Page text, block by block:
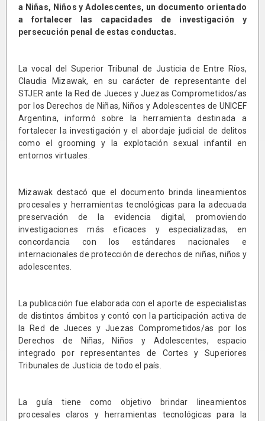
a Niñas, Niños y Adolescentes, un documento orientado
a fortalecer las capacidades de investigación y
persecución penal de estas conductas.
La vocal del Superior Tribunal de Justicia de Entre Ríos,
Claudia Mizawak, en su carácter de representante del
STJER ante la Red de Jueces y Juezas Comprometidos/as
por los Derechos de Niñas, Niños y Adolescentes de UNICEF
Argentina, informó sobre la herramienta destinada a
fortalecer la investigación y el abordaje judicial de delitos
como el grooming y la explotación sexual infantil en
entornos virtuales.
Mizawak destacó que el documento brinda lineamientos
procesales y herramientas tecnológicas para la adecuada
preservación de la evidencia digital, promoviendo
investigaciones más eficaces y especializadas, en
concordancia con los estándares nacionales e
internacionales de protección de derechos de niñas, niños y
adolescentes.
La publicación fue elaborada con el aporte de especialistas
de distintos ámbitos y contó con la participación activa de
la Red de Jueces y Juezas Comprometidos/as por los
Derechos de Niñas, Niños y Adolescentes, espacio
integrado por representantes de Cortes y Superiores
Tribunales de Justicia de todo el país.
La guía tiene como objetivo brindar lineamientos
procesales claros y herramientas tecnológicas para la